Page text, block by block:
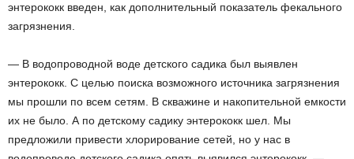
энтерококк введен, как дополнительный показатель фекального
загрязнения.
— В водопроводной воде детского садика был выявлен
энтерококк. С целью поиска возможного источника загрязнения
мы прошли по всем сетям. В скважине и накопительной емкости
их не было. А по детскому садику энтерококк шел. Мы
предложили привести хлорирование сетей, но у нас в